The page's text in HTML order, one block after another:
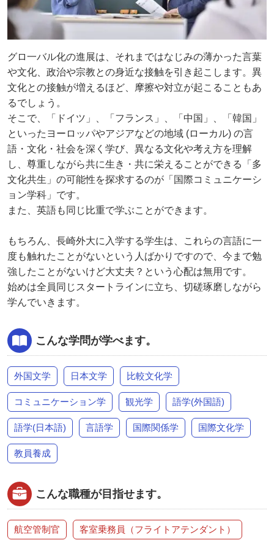
グロ一バル化の進展は、それまではなじみの薄かった言葉
や文化、政治や宗教との身近な接触を引き起こします。異
文化との接触が増えるほど、摩擦や対立が起こることもあ
るでしょう。
そこで、「ドイツ」、「フランス」、「中国」、「韓国」
といったヨーロッパやアジアなどの地域 (ローカル) の言
語・文化・社会を深く学び、異なる文化や考え方を理解
し、尊重しながら共に生き・共に栄えることができる「多
文化共生」の可能性を探求するのが「国際コミュニケーシ
ョン学科」です。
また、英語も同じ比重で学ぶことができます。
もちろん、長崎外大に入学する学生は、これらの言語に一
度も触れたことがないという人ばかりですので、今まで勉
強したことがないけど大丈夫？という心配は無用です。
始めは全員同じスタートラインに立ち、切磋琢磨しながら
学んでいきます。
こんな学問が学べます。
外国文学 日本文学 比較文化学
コミュニケーション学 観光学 語学(外国語)
語学(日本語) 言語学 国際関係学 国際文化学
教員養成
こんな職種が目指せます。
航空管制官 客室乗務員（フライトアテンダント）